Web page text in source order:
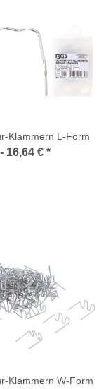
Klammern L-Form
16,64 € *
Klammern W-Form